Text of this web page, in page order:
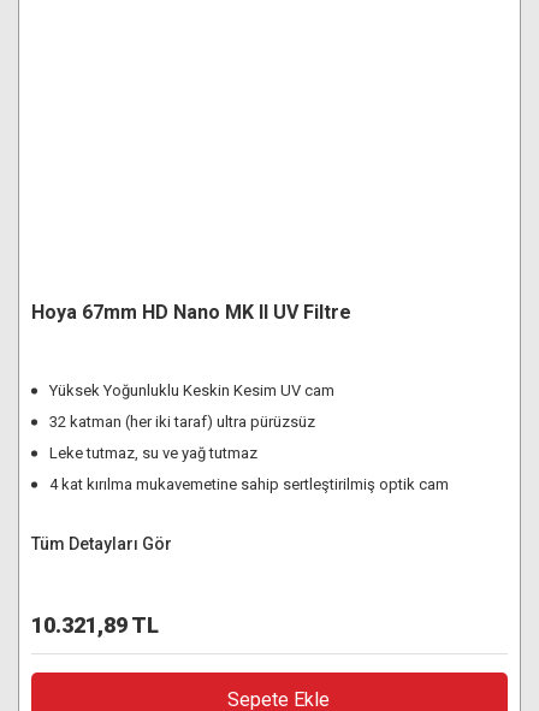
Hoya 67mm HD Nano MK II UV Filtre
Yüksek Yoğunluklu Keskin Kesim UV cam
32 katman (her iki taraf) ultra pürüzsüz
Leke tutmaz, su ve yağ tutmaz
4 kat kırılma mukavemetine sahip sertleştirilmiş optik cam
Tüm Detayları Gör
10.321,89 TL
Sepete Ekle